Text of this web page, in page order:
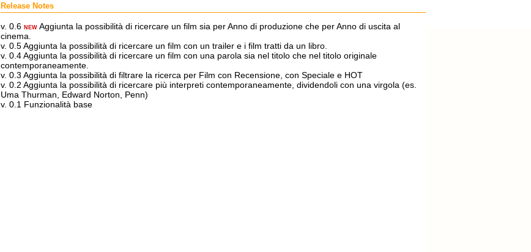
Release Notes
v. 0.6 NEW Aggiunta la possibilità di ricercare un film sia per Anno di produzione che per Anno di uscita al
cinema.
v. 0.5 Aggiunta la possibilità di ricercare un film con un trailer e i film tratti da un libro.
v. 0.4 Aggiunta la possibilità di ricercare un film con una parola sia nel titolo che nel titolo originale
contemporaneamente.
v. 0.3 Aggiunta la possibilità di filtrare la ricerca per Film con Recensione, con Speciale e HOT
v. 0.2 Aggiunta la possibilità di ricercare più interpreti contemporaneamente, dividendoli con una virgola (es.
Uma Thurman, Edward Norton, Penn)
v. 0.1 Funzionalità base